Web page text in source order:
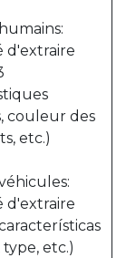
d'extraire
couleur des
etc.)
d'extraire
etc.)